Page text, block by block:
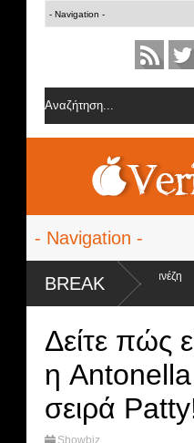
BREAK
ομάδα της Σοφίας Δανέζη
Δείτε πώς
η
σειρά
Showbiz